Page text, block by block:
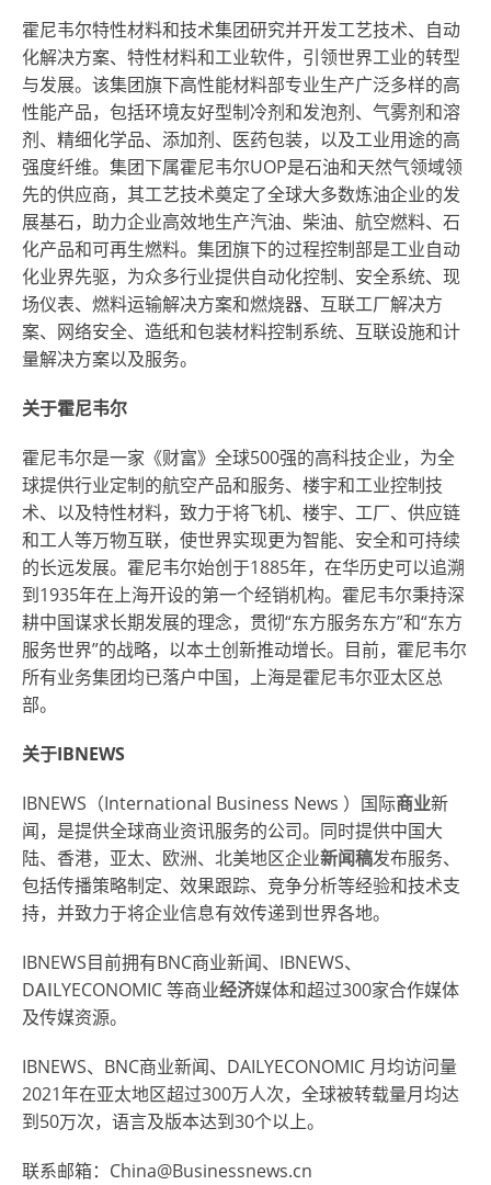
霍尼韦尔特性材料和技术集团研究并开发工艺技术、自动
化解决方案、特性材料和工业软件，引领世界工业的转型
与发展。该集团旗下高性能材料部专业生产广泛多样的高
性能产品，包括环境友好型制冷剂和发泡剂、气雾剂和溶
剂、精细化学品、添加剂、医药包装，以及工业用途的高
强度纤维。集团下属霍尼韦尔UOP是石油和天然气领域领
先的供应商，其工艺技术奠定了全球大多数炼油企业的发
展基石，助力企业高效地生产汽油、柴油、航空燃料、石
化产品和可再生燃料。集团旗下的过程控制部是工业自动
化业界先驱，为众多行业提供自动化控制、安全系统、现
场仪表、燃料运输解决方案和燃烧器、互联工厂解决方
案、网络安全、造纸和包装材料控制系统、互联设施和计
量解决方案以及服务。
关于霍尼韦尔
霍尼韦尔是一家《财富》全球500强的高科技企业，为全
球提供行业定制的航空产品和服务、楼宇和工业控制技
术、以及特性材料，致力于将飞机、楼宇、工厂、供应链
和工人等万物互联，使世界实现更为智能、安全和可持续
的长远发展。霍尼韦尔始创于1885年，在华历史可以追溯
到1935年在上海开设的第一个经销机构。霍尼韦尔秉持深
耕中国谋求长期发展的理念，贯彻“东方服务东方”和“东方
服务世界”的战略，以本土创新推动增长。目前，霍尼韦尔
所有业务集团均已落户中国，上海是霍尼韦尔亚太区总
部。
关于IBNEWS
IBNEWS（International Business News ）国际商业新
闻，是提供全球商业资讯服务的公司。同时提供中国大
陆、香港，亚太、欧洲、北美地区企业新闻稿发布服务、
包括传播策略制定、效果跟踪、竞争分析等经验和技术支
持，并致力于将企业信息有效传递到世界各地。
IBNEWS目前拥有BNC商业新闻、IBNEWS、
DAILYECONOMIC 等商业经济媒体和超过300家合作媒体
及传媒资源。
IBNEWS、BNC商业新闻、DAILYECONOMIC 月均访问量
2021年在亚太地区超过300万人次，全球被转载量月均达
到50万次，语言及版本达到30个以上。
联系邮箱：China@Businessnews.cn